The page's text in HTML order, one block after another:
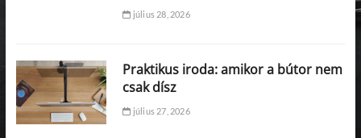
július 28, 2026
Praktikus iroda: amikor a bútor nem
csak dísz
július 27, 2026